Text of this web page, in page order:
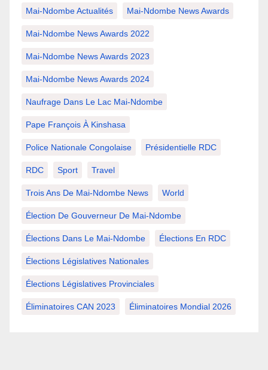
Mai-Ndombe Actualités Mai-Ndombe News Awards
Mai-Ndombe News Awards 2022
Mai-Ndombe News Awards 2023
Mai-Ndombe News Awards 2024
Naufrage Dans Le Lac Mai-Ndombe
Pape François À Kinshasa
Police Nationale Congolaise Présidentielle RDC
RDC Sport Travel
Trois Ans De Mai-Ndombe News World
Élection De Gouverneur De Mai-Ndombe
Élections Dans Le Mai-Ndombe Élections En RDC
Élections Législatives Nationales
Élections Législatives Provinciales
Éliminatoires CAN 2023 Éliminatoires Mondial 2026